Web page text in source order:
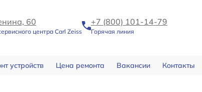
60
центра Carl Zeiss
+7 (800) 101-14-79
Горячая линия
устройств Цена ремонта Вакансии Контакты